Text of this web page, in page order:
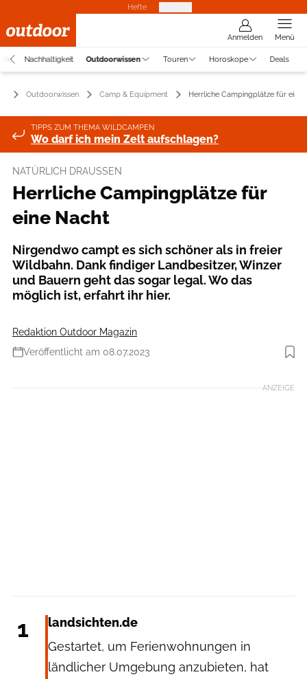
Hefte
Anmelden Menü
Nachhaltigkeit Outdoorwissen Touren Horoskope Deals
Outdoorwissen Camp & Equipment Herrliche Campingplätze für eine
TIPPS ZUM THEMA WILDCAMPEN
Wo darf ich mein Zelt aufschlagen?
NATÜRLICH DRAUSSEN
Herrliche Campingplätze für
eine Nacht
Nirgendwo campt es sich schöner als in freier
Wildbahn. Dank findiger Landbesitzer, Winzer
und Bauern geht das sogar legal. Wo das
möglich ist, erfahrt ihr hier.
Redaktion Outdoor Magazin
Veröffentlicht am 08.07.2023
Foto: Klaus Fengler
ANZEIGE
1
landsichten.de
Gestartet, um Ferienwohnungen in
ländlicher Umgebung anzubieten, hat